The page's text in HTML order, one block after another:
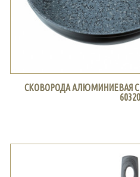
СКОВОРОДА АЛЮМИНИЕВАЯ С